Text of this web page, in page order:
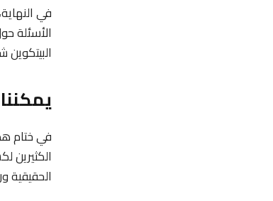
في
الأسئلة
البيتكوين
في ختام
الكثيرين
الحقيقية